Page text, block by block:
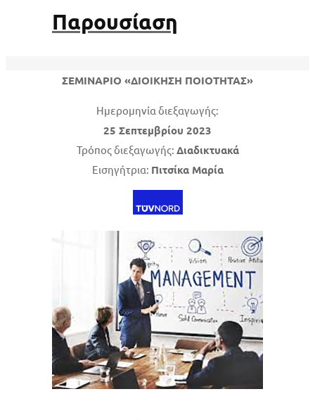
Παρουσίαση
ΣΕΜΙΝΑΡΙΟ «ΔΙΟΙΚΗΣΗ ΠΟΙΟΤΗΤΑΣ»
Ημερομηνία διεξαγωγής:
25 Σεπτεμβρίου 2023
Τρόπος διεξαγωγής: Διαδικτυακά
Εισηγήτρια: Πιτσίκα Μαρία